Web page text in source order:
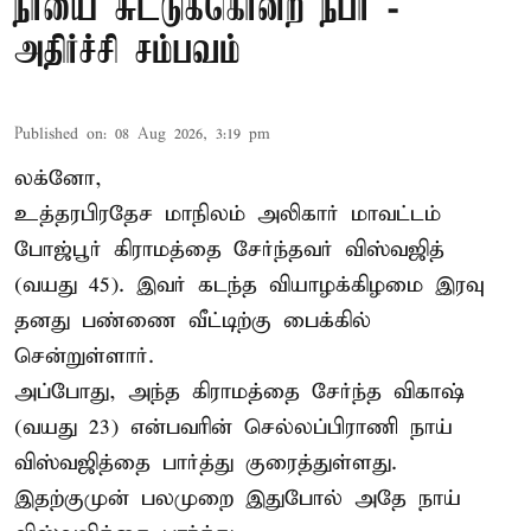
நாயை சுட்டுக்கொன்ற நபர் -
அதிர்ச்சி சம்பவம்
Published on: 08 Aug 2026, 3:19 pm
லக்னோ,
உத்தரபிரதேச மாநிலம் அலிகார் மாவட்டம்
போஜ்பூர் கிராமத்தை சேர்ந்தவர் விஸ்வஜித்
(வயது 45). இவர் கடந்த வியாழக்கிழமை இரவு
தனது பண்ணை வீட்டிற்கு பைக்கில்
சென்றுள்ளார்.
அப்போது, அந்த கிராமத்தை சேர்ந்த விகாஷ்
(வயது 23) என்பவரின் செல்லப்பிராணி நாய்
விஸ்வஜித்தை பார்த்து குரைத்துள்ளது.
இதற்குமுன் பலமுறை இதுபோல் அதே நாய்